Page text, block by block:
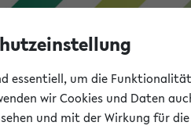
essentiell, um die
wir Cookies und Daten
und mit der Wirkung für